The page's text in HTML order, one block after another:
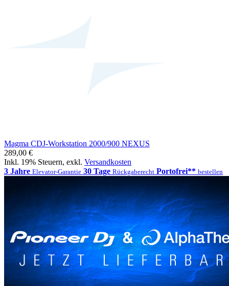
Magma CDJ-Workstation 2000/900 NEXUS
289,00 €
Inkl. 19% Steuern, exkl. Versandkosten
3 Jahre Elevator-Garantie 30 Tage Rückgaberecht Portofrei** bestellen